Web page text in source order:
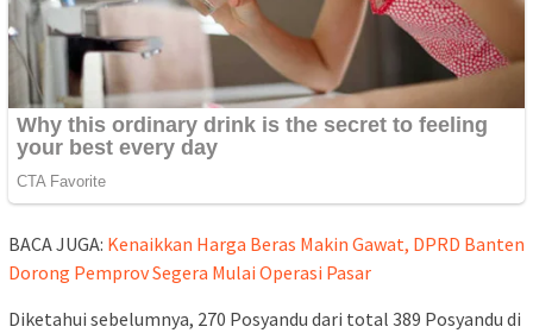
BACA JUGA: Kenaikkan Harga Beras Makin Gawat, DPRD Banten
Dorong Pemprov Segera Mulai Operasi Pasar
Diketahui sebelumnya, 270 Posyandu dari total 389 Posyandu di